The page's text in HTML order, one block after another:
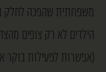
משפחתית שהפכה לחלק
הילדים לא רק צופים
(אפשרות לפעילות בוקר